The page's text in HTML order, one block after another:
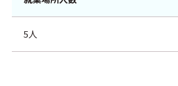
5人